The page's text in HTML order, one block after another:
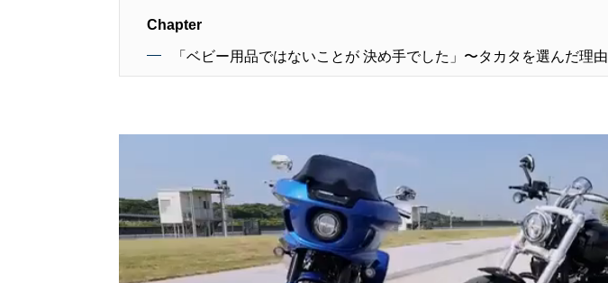
Chapter
「ベビー用品ではないことが 決め手でした」〜タカタを選んだ理由